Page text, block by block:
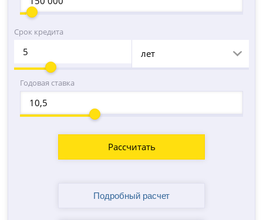
Срок кредита
лет
Годовая ставка
Рассчитать